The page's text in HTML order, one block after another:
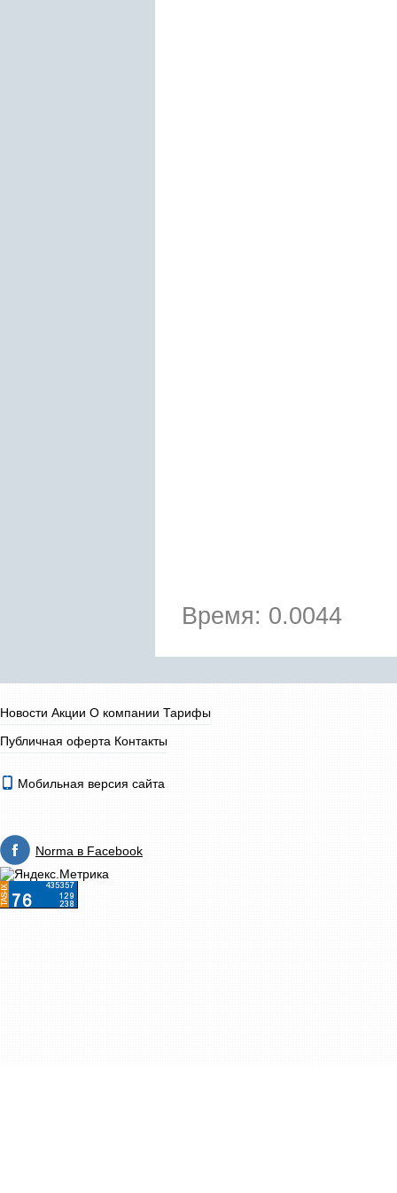
Время: 0.0044
Новости Акции О компании Тарифы
Публичная оферта Контакты
Мобильная версия сайта
Norma в Facebook